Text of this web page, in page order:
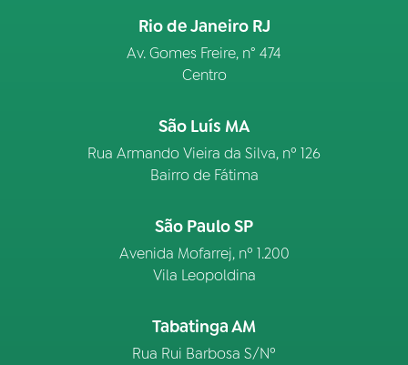
Rio de Janeiro RJ
Av. Gomes Freire, n° 474
Centro
São Luís MA
Rua Armando Vieira da Silva, nº 126
Bairro de Fátima
São Paulo SP
Avenida Mofarrej, nº 1.200
Vila Leopoldina
Tabatinga AM
Rua Rui Barbosa S/Nº